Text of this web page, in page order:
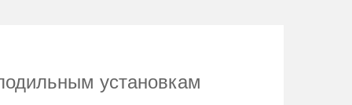
установкам